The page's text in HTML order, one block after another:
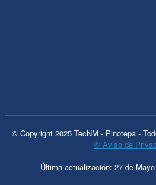
© Copyright 2025 TecNM - Pinotepa -
© Aviso de
Última actualización: 27 de